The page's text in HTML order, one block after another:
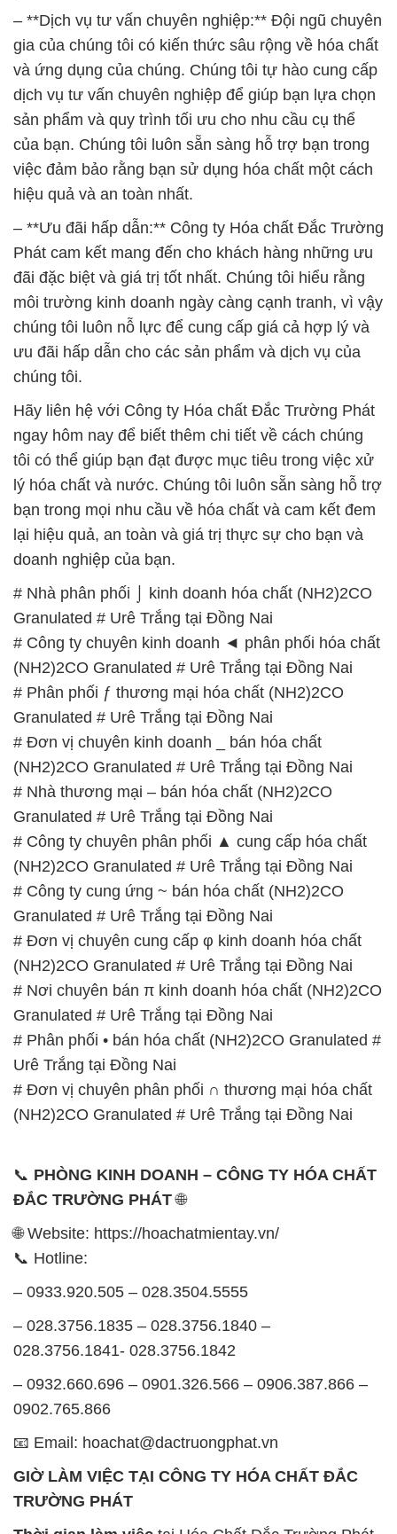
– **Dịch vụ tư vấn chuyên nghiệp:** Đội ngũ chuyên
gia của chúng tôi có kiến thức sâu rộng về hóa chất
và ứng dụng của chúng. Chúng tôi tự hào cung cấp
dịch vụ tư vấn chuyên nghiệp để giúp bạn lựa chọn
sản phẩm và quy trình tối ưu cho nhu cầu cụ thể
của bạn. Chúng tôi luôn sẵn sàng hỗ trợ bạn trong
việc đảm bảo rằng bạn sử dụng hóa chất một cách
hiệu quả và an toàn nhất.
– **Ưu đãi hấp dẫn:** Công ty Hóa chất Đắc Trường
Phát cam kết mang đến cho khách hàng những ưu
đãi đặc biệt và giá trị tốt nhất. Chúng tôi hiểu rằng
môi trường kinh doanh ngày càng cạnh tranh, vì vậy
chúng tôi luôn nỗ lực để cung cấp giá cả hợp lý và
ưu đãi hấp dẫn cho các sản phẩm và dịch vụ của
chúng tôi.
Hãy liên hệ với Công ty Hóa chất Đắc Trường Phát
ngay hôm nay để biết thêm chi tiết về cách chúng
tôi có thể giúp bạn đạt được mục tiêu trong việc xử
lý hóa chất và nước. Chúng tôi luôn sẵn sàng hỗ trợ
bạn trong mọi nhu cầu về hóa chất và cam kết đem
lại hiệu quả, an toàn và giá trị thực sự cho bạn và
doanh nghiệp của bạn.
# Nhà phân phối ⌡ kinh doanh hóa chất (NH2)2CO
Granulated # Urê Trắng tại Đồng Nai
# Công ty chuyên kinh doanh ◄ phân phối hóa chất
(NH2)2CO Granulated # Urê Trắng tại Đồng Nai
# Phân phối ƒ thương mại hóa chất (NH2)2CO
Granulated # Urê Trắng tại Đồng Nai
# Đơn vị chuyên kinh doanh _ bán hóa chất
(NH2)2CO Granulated # Urê Trắng tại Đồng Nai
# Nhà thương mại – bán hóa chất (NH2)2CO
Granulated # Urê Trắng tại Đồng Nai
# Công ty chuyên phân phối ▲ cung cấp hóa chất
(NH2)2CO Granulated # Urê Trắng tại Đồng Nai
# Công ty cung ứng ~ bán hóa chất (NH2)2CO
Granulated # Urê Trắng tại Đồng Nai
# Đơn vị chuyên cung cấp φ kinh doanh hóa chất
(NH2)2CO Granulated # Urê Trắng tại Đồng Nai
# Nơi chuyên bán π kinh doanh hóa chất (NH2)2CO
Granulated # Urê Trắng tại Đồng Nai
# Phân phối • bán hóa chất (NH2)2CO Granulated #
Urê Trắng tại Đồng Nai
# Đơn vị chuyên phân phối ∩ thương mại hóa chất
(NH2)2CO Granulated # Urê Trắng tại Đồng Nai
📞 PHÒNG KINH DOANH – CÔNG TY HÓA CHẤT
ĐẮC TRƯỜNG PHÁT🌐
🌐 Website: https://hoachatmientay.vn/
📞 Hotline:
– 0933.920.505 – 028.3504.5555
– 028.3756.1835 – 028.3756.1840 –
028.3756.1841- 028.3756.1842
– 0932.660.696 – 0901.326.566 – 0906.387.866 –
0902.765.866
📧 Email: hoachat@dactruongphat.vn
GIỜ LÀM VIỆC TẠI CÔNG TY HÓA CHẤT ĐẮC
TRƯỜNG PHÁT